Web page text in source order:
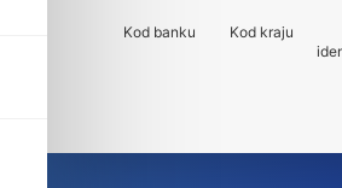
Kod banku Kod kraju